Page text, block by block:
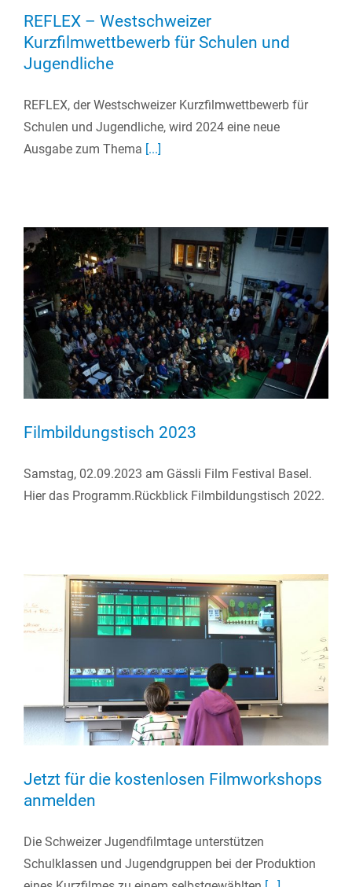
REFLEX – Westschweizer
Kurzfilmwettbewerb für Schulen und
Jugendliche
REFLEX, der Westschweizer Kurzfilmwettbewerb für
Schulen und Jugendliche, wird 2024 eine neue
Ausgabe zum Thema [...]
Filmbildungstisch 2023
Samstag, 02.09.2023 am Gässli Film Festival Basel.
Hier das Programm.Rückblick Filmbildungstisch 2022.
Jetzt für die kostenlosen Filmworkshops
anmelden
Die Schweizer Jugendfilmtage unterstützen
Schulklassen und Jugendgruppen bei der Produktion